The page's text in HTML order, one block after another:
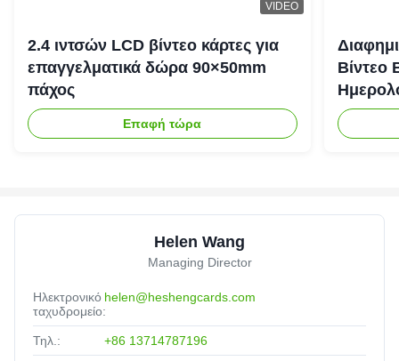
VIDEO
2.4 ιντσών LCD βίντεο κάρτες για
επαγγελματικά δώρα 90×50mm
πάχος
Επαφή τώρα
Βίντεο
Helen Wang
Managing Director
Ηλεκτρονικό
ταχυδρομείο:
helen@heshengcards.com
Τηλ.: +86 13714787196